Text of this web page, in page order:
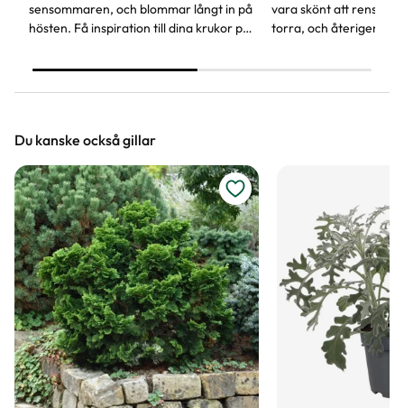
sensommaren, och blommar långt in på
hösten. Få inspiration till dina krukor på
färgsprakande bollkryss.
vara skönt att rensa
torra, och återigen få
uteplatsen.
Du kanske också gillar